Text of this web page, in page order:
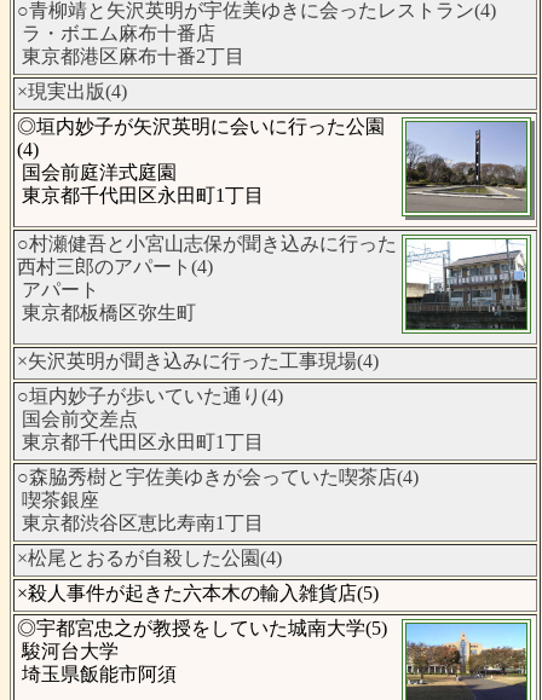
○青柳靖と矢沢英明が宇佐美ゆきに会ったレストラン(4)
ラ・ボエム麻布十番店
東京都港区麻布十番2丁目
×現実出版(4)
◎垣内妙子が矢沢英明に会いに行った公園
(4)
国会前庭洋式庭園
東京都千代田区永田町1丁目
○村瀬健吾と小宮山志保が聞き込みに行った
西村三郎のアパート(4)
アパート
東京都板橋区弥生町
×矢沢英明が聞き込みに行った工事現場(4)
○垣内妙子が歩いていた通り(4)
国会前交差点
東京都千代田区永田町1丁目
○森脇秀樹と宇佐美ゆきが会っていた喫茶店(4)
喫茶銀座
東京都渋谷区恵比寿南1丁目
×松尾とおるが自殺した公園(4)
×殺人事件が起きた六本木の輸入雑貨店(5)
◎宇都宮忠之が教授をしていた城南大学(5)
駿河台大学
埼玉県飯能市阿須